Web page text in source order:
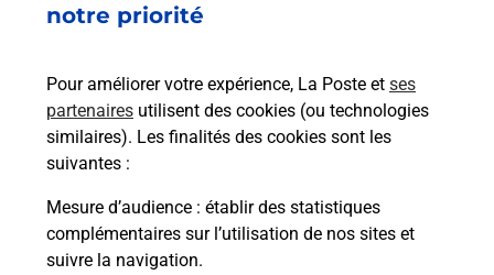
notre priorité
Pour améliorer votre expérience, La Poste et ses
partenaires utilisent des cookies (ou technologies
similaires). Les finalités des cookies sont les
suivantes :
Mesure d’audience : établir des statistiques
complémentaires sur l’utilisation de nos sites et
suivre la navigation.
42153 RIORGES
Malin !
La Poste
en ligne
Ouvert 24h/24